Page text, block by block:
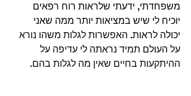
משפחדתי, ידעתי שלראות רוח רפאים
יוכיח לי שיש במציאות יותר ממה שאני
יכולה לראות. האפשרות לגלות משהו נורא
על העולם תמיד נראתה לי עדיפה על
ההיתקעות בחיים שאין מה לגלות בהם.